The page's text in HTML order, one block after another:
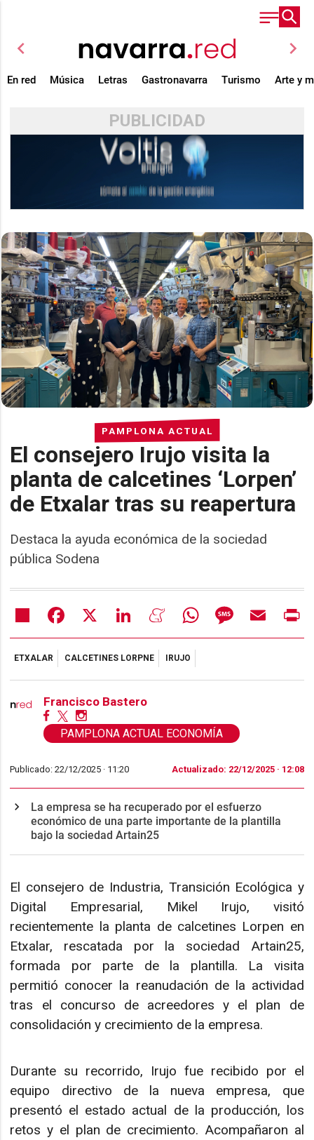
chevron_left chevron_right
En red Música Letras Gastronavarra Turismo Arte y
PUBLICIDAD
PAMPLONA ACTUAL
El consejero Irujo visita la
planta de calcetines ‘Lorpen’
de Etxalar tras su reapertura
Destaca la ayuda económica de la sociedad
pública Sodena
Share Facebook LinkedIn MeneameWhatsAppMessageEmail
ETXALAR CALCETINES LORPNE IRUJO
Francisco Bastero
PAMPLONA ACTUAL ECONOMÍA
Publicado: 22/12/2025 · 11:20 Actualizado: 22/12/2025 · 12:08
La empresa se ha recuperado por el esfuerzo
económico de una parte importante de la plantilla
bajo la sociedad Artain25
El consejero de Industria, Transición Ecológica y
Digital Empresarial, Mikel Irujo, visitó
recientemente la planta de calcetines Lorpen en
Etxalar, rescatada por la sociedad Artain25,
formada por parte de la plantilla. La visita
permitió conocer la reanudación de la actividad
tras el concurso de acreedores y el plan de
consolidación y crecimiento de la empresa.
Durante su recorrido, Irujo fue recibido por el
equipo directivo de la nueva empresa, que
presentó el estado actual de la producción, los
retos y el plan de crecimiento. Acompañaron al